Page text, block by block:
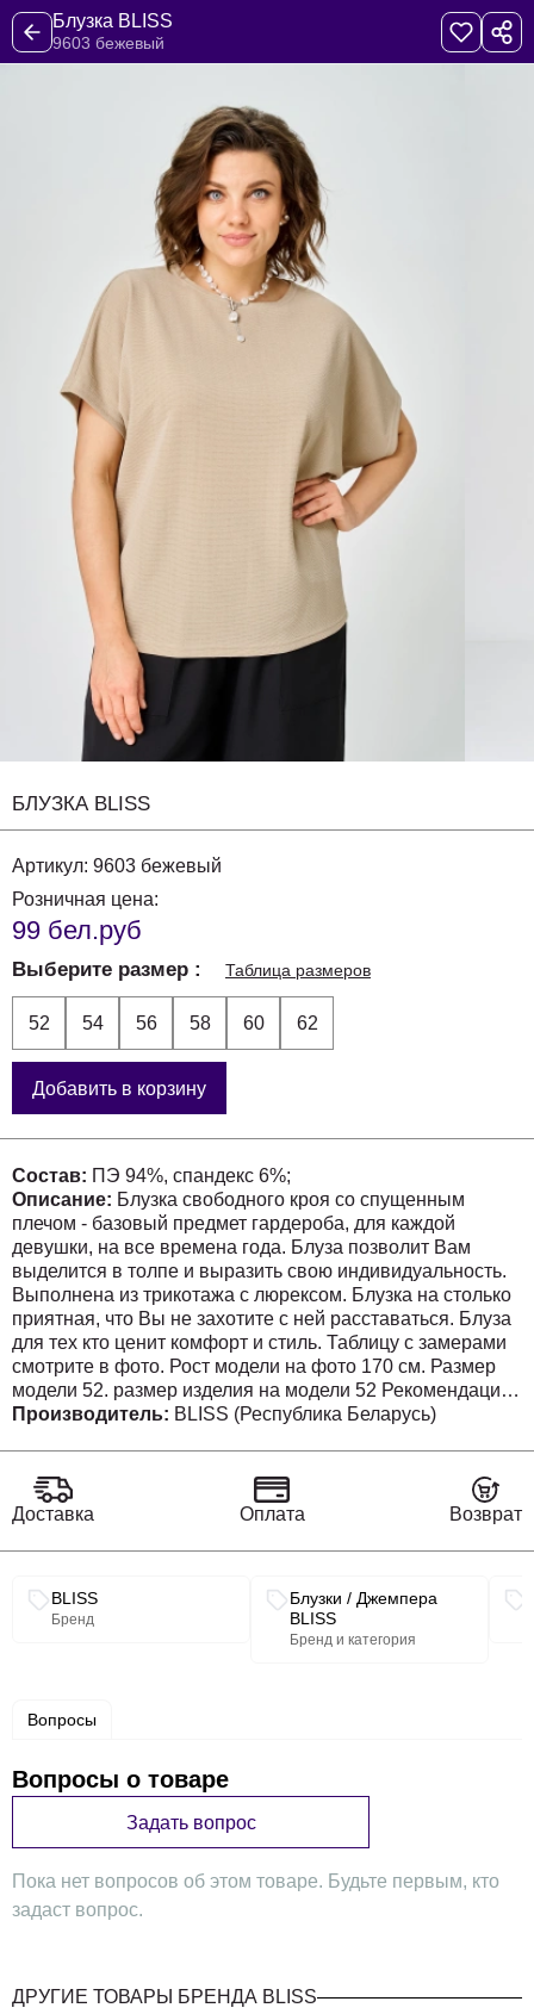
Блузка BLISS
9603 бежевый
БЛУЗКА BLISS
Артикул: 9603 бежевый
Розничная цена:
99 бел.руб
Выберите размер Таблица размеров
52 54 56 58 60 62
Добавить в корзину
Состав: ПЭ 94%, спандекс 6%;
Описание: Блузка свободного кроя со спущенным
плечом - базовый предмет гардероба, для каждой
девушки, на все времена года. Блуза позволит Вам
выделится в толпе и выразить свою индивидуальность.
Выполнена из трикотажа с люрексом. Блузка на столько
приятная, что Вы не захотите с ней расставаться. Блуза
для тех кто ценит комфорт и стиль. Таблицу с замерами
смотрите в фото. Рост модели на фото 170 см. Размер
модели 52. размер изделия на модели 52 Рекомендации
по уходу: • Ручная или машинная стирка до 30° •
Производитель: BLISS (Республика Беларусь)
Доставка Оплата Возврат
Связанные разделы каталога
BLISS
Бренд
Блузки / Джемпера
BLISS
Бренд и категория
Вопросы
Вопросы о товаре
Задать вопрос
Пока нет вопросов об этом товаре. Будьте первым, кто
задаст вопрос.
ДРУГИЕ ТОВАРЫ БРЕНДА BLISS